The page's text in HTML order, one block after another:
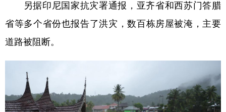
另据印尼国家抗灾署通报，亚齐省和西苏门答腊
省等多个省份也报告了洪灾，数百栋房屋被淹，主要
道路被阻断。